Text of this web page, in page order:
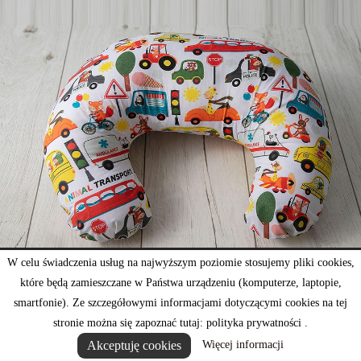
W celu świadczenia usług na najwyższym poziomie stosujemy pliki cookies,
które będą zamieszczane w Państwa urządzeniu (komputerze, laptopie,
smartfonie). Ze szczegółowymi informacjami dotyczącymi cookies na tej
stronie można się zapoznać tutaj: polityka prywatności .
Akceptuję cookies Więcej informacji
Poducha rogal do karmienia transport zwierzątka